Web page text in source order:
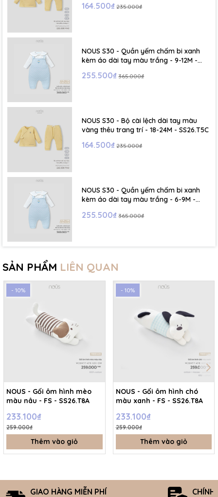
164.500₫ 235.000₫
NOUS S30 - Quần yếm chấm bi xanh
kèm áo dài tay màu trắng - 9-12M -
255.500₫ 365.000₫
NOUS S30 - Bộ cài lệch dài tay màu
vàng thêu trang trí - 18-24M - SS26.T5C
164.500₫ 235.000₫
NOUS S30 - Quần yếm chấm bi xanh
kèm áo dài tay màu trắng - 6-9M -
255.500₫ 365.000₫
SẢN PHẨM LIÊN QUAN
- 10%
NOUS - Gối ôm hình mèo
màu nâu - FS - SS26.T8A
233.100₫
259.000₫
Thêm vào giỏ
- 10%
NOUS - Gối ôm hình chó
màu xanh - FS - SS26.T8A
233.100₫
259.000₫
Thêm vào giỏ
GIAO HÀNG MIỄN PHÍ CHÍNH